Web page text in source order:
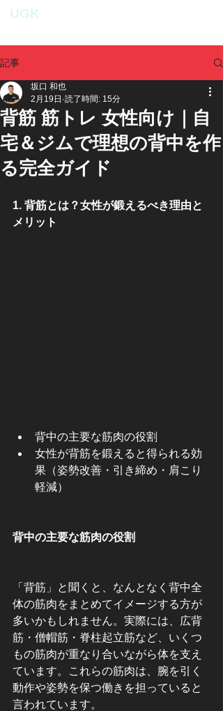
UGK
記事
背筋 筋トレ 女性向け｜自
宅＆ジムで理想の背中を作
る完全ガイド
坂口 和也
2月19日 読了時間: 15分
1. 背筋とは？女性が鍛えるべき理由と
メリット
背中の主要な筋肉の役割
女性が背筋を鍛えると得られる効
果（姿勢改善・引き締め・肩こり
軽減）
背中の主要な筋肉の役割
「背筋」と聞くと、なんとなく背中全
体の筋肉をまとめてイメージする方が
多いかもしれません。実際には、広背
筋・僧帽筋・脊柱起立筋など、いくつ
もの筋肉が重なり合いながら体を支え
ています。これらの筋肉は、腕を引く
動作や姿勢を保つ働きを担っていると
言われています。